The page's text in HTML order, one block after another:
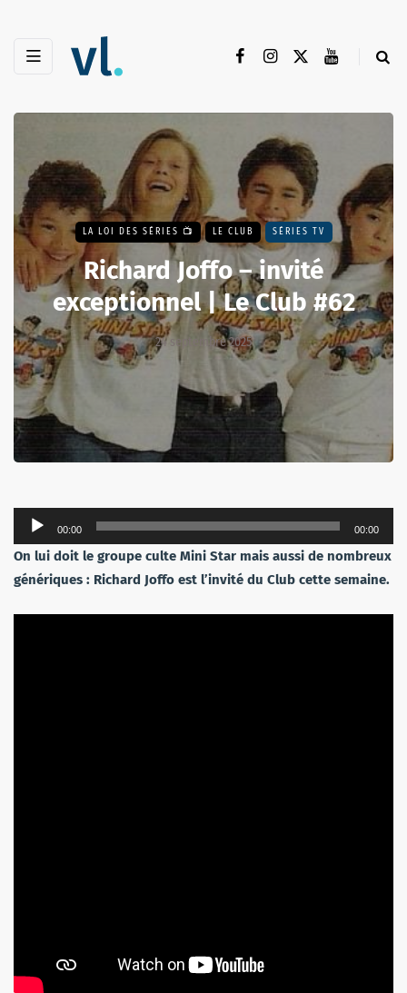
LA LOI DES SÉRIES 📺 LE CLUB SÉRIES TV
Richard Joffo – invité
exceptionnel | Le Club #62
24 septembre 2025
Lecteur
audio
00:00 00:00
On lui doit le groupe culte Mini Star mais aussi de nombreux
génériques : Richard Joffo est l’invité du Club cette semaine.